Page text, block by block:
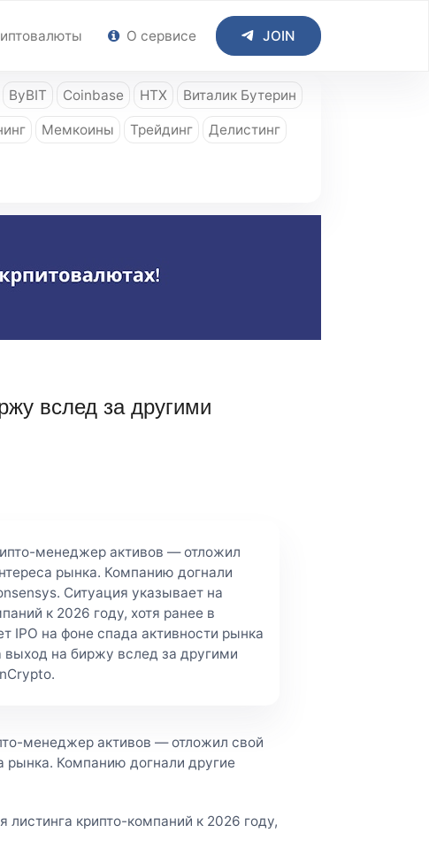
О сервисе JOIN
ByBIT Coinbase HTX Виталик Бутерин
Мемкоины Трейдинг Делистинг
вслед за другими
менеджер активов — отложил
рынка. Компанию догнали
Ситуация указывает на
к 2026 году, хотя ранее в
IPO на фоне спада активности рынка
на биржу вслед за другими
менеджер активов — отложил свой
Компанию догнали другие
крипто-компаний к 2026 году,